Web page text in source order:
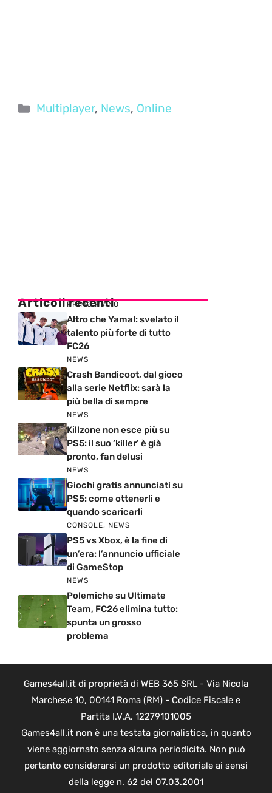
Categorie
Multiplayer, News, Online
Articoli recenti
PRIMO PIANO
Altro che Yamal: svelato il
talento più forte di tutto
FC26
NEWS
Crash Bandicoot, dal gioco
alla serie Netflix: sarà la
più bella di sempre
NEWS
Killzone non esce più su
PS5: il suo ‘killer’ è già
pronto, fan delusi
NEWS
Giochi gratis annunciati su
PS5: come ottenerli e
quando scaricarli
CONSOLE, NEWS
PS5 vs Xbox, è la fine di
un’era: l’annuncio ufficiale
di GameStop
NEWS
Polemiche su Ultimate
Team, FC26 elimina tutto:
spunta un grosso
problema
Games4all.it di proprietà di WEB 365 SRL - Via Nicola
Marchese 10, 00141 Roma (RM) - Codice Fiscale e
Partita I.V.A. 12279101005
Games4all.it non è una testata giornalistica, in quanto
viene aggiornato senza alcuna periodicità. Non può
pertanto considerarsi un prodotto editoriale ai sensi
della legge n. 62 del 07.03.2001